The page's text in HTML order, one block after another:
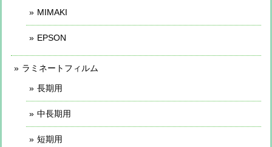
MIMAKI
EPSON
ラミネートフィルム
長期用
中長期用
短期用